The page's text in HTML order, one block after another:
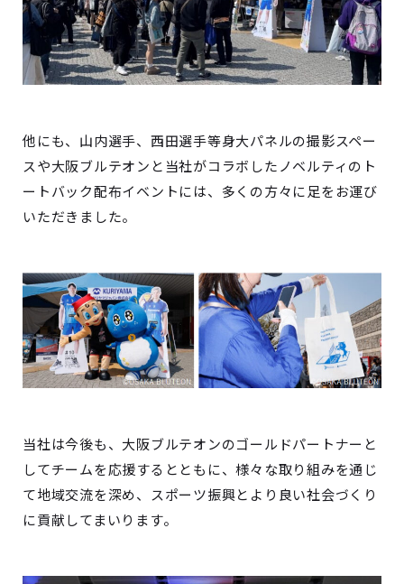
他にも、山内選手、西田選手等身大パネルの撮影スペー
スや大阪ブルテオンと当社がコラボしたノベルティのト
ートバック配布イベントには、多くの方々に足をお運び
いただきました。
当社は今後も、大阪ブルテオンのゴールドパートナーと
してチームを応援するとともに、様々な取り組みを通じ
て地域交流を深め、スポーツ振興とより良い社会づくり
に貢献してまいります。